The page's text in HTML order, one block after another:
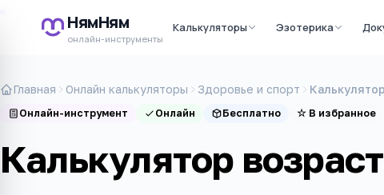
НямНям
онлайн-инструменты
Калькуляторы Эзотерика
Главная Онлайн калькуляторы Здоровье и спорт
Онлайн-инструмент Онлайн Бесплатно ☆ В избранное
Калькулятор